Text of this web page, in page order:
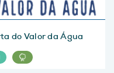
do Valor da Água